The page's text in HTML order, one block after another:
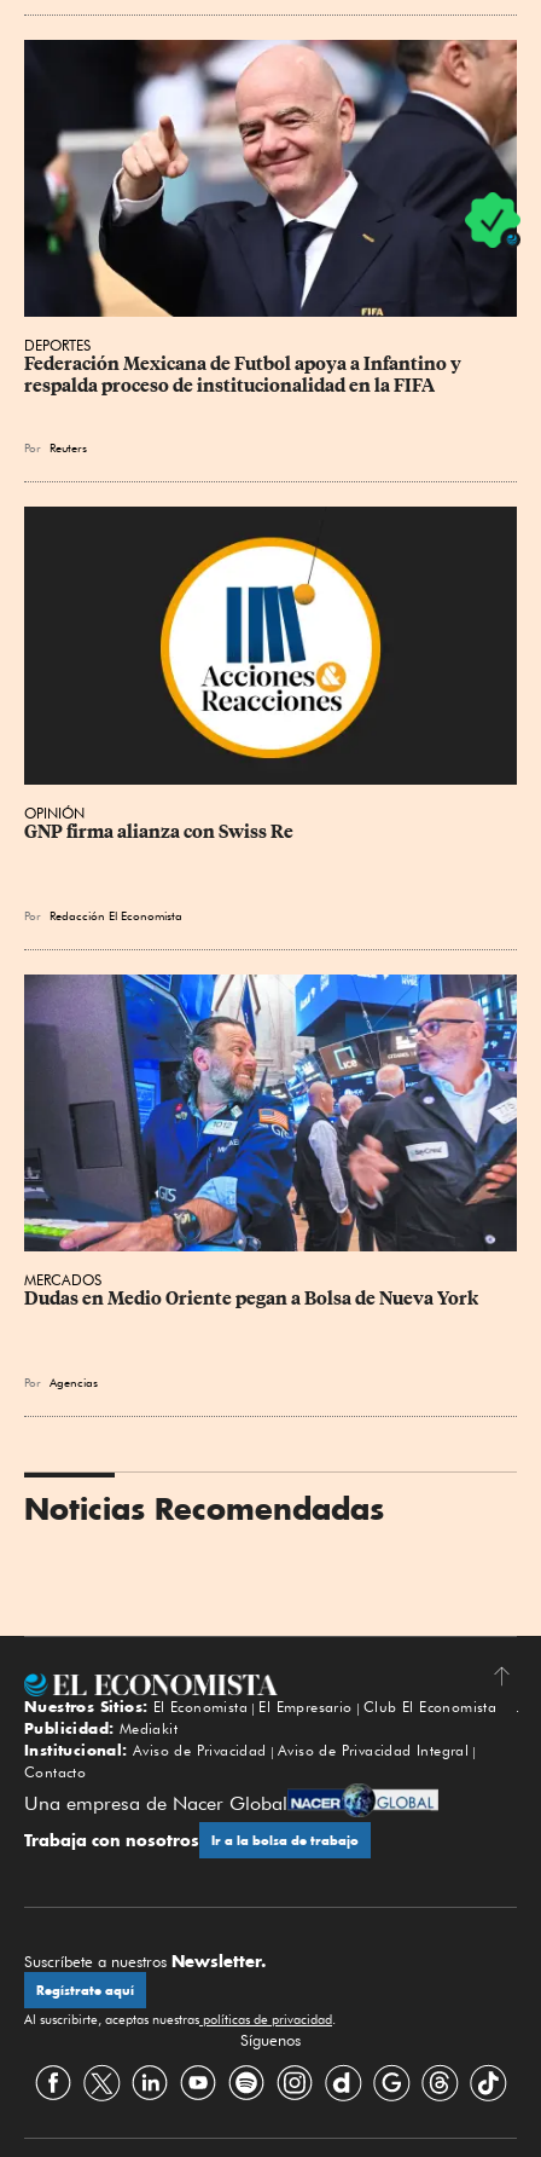
DEPORTES
Federación Mexicana de Futbol apoya a Infantino y
respalda proceso de institucionalidad en la FIFA
Por Reuters
OPINIÓN
GNP firma alianza con Swiss Re
Por Redacción El Economista
MERCADOS
Dudas en Medio Oriente pegan a Bolsa de Nueva York
Por Agencias
Noticias Recomendadas
Subir
Nuestros Sitios: El Economista El Empresario
Club El Economista
Publicidad: Mediakit
Institucional: Aviso de Privacidad
Aviso de Privacidad Integral
Contacto
Una empresa de Nacer Global
Trabaja con nosotros Ir a la bolsa de trabajo
Suscríbete a nuestros Newsletter.
Regístrate aquí
Al suscribirte, aceptas nuestras políticas de privacidad.
Síguenos